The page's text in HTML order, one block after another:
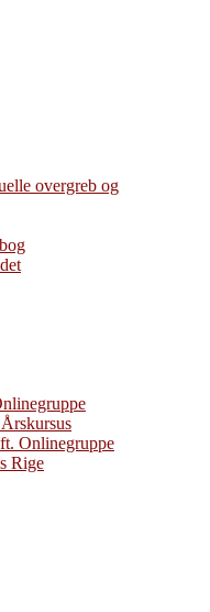
overgreb og
Onlinegruppe
Rige